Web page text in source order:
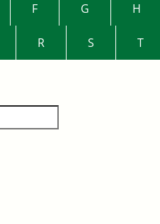
F G H
R S T